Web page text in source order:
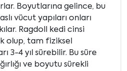
Boyutlarına gelince, bu
vücut yapıları onları
Ragdoll kedi cinsi
olup, tam fiziksel
3-4 yıl sürebilir. Bu süre
ve boyutu sürekli